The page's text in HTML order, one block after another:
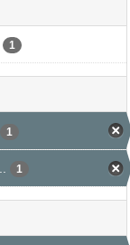
1
1
1